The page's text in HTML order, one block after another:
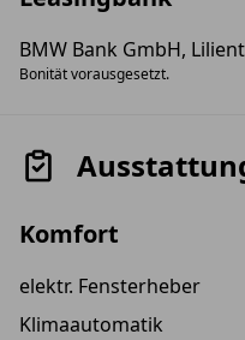
BMW Bank GmbH,
Bonität vorausgesetzt.
Komfort
elektr. Fensterheber
Klimaautomatik